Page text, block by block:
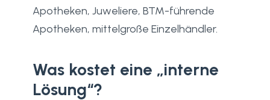
Apotheken, Juweliere, BTM-führende
Apotheken, mittelgroße Einzelhändler.
Was kostet eine „interne
Lösung“?